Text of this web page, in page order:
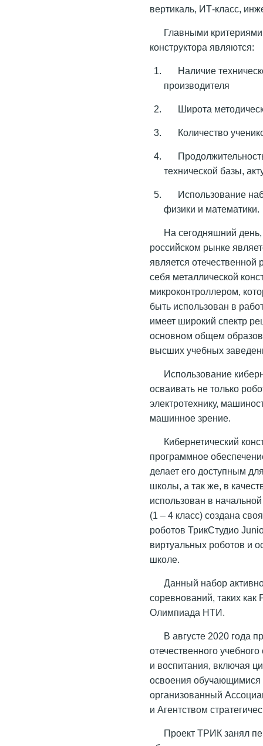
вертикаль, ИТ-класс,
Главными критериями
конструктора являются:
Наличие
производителя
Широта
Количество
технической базы,
Использование
физики и математики.
На сегодняшний
российском рынке
является
себя металлической
микроконтроллером,
быть использован в
имеет широкий спектр
основном общем
высших учебных
Использование
осваивать не только
электротехнику,
машинное зрение.
Кибернетический
программное
делает его доступным
школы, а так же, в
использован в
(1 – 4 класс) создана
роботов ТрикСтудио
виртуальных роботов и
школе.
Данный набор
соревнований, таких
Олимпиада НТИ.
В августе 2020 года
отечественного
и воспитания, включая
освоения обучающимися
организованный
и Агентством
Проект ТРИК занял